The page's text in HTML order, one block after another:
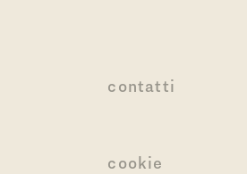
contatti
cookie